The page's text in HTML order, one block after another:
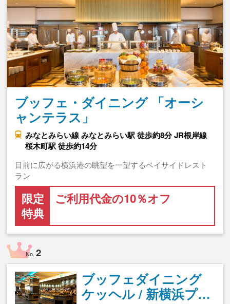
ブッフェ・ダイニング 「オーシ
ャンテラス」
みなとみらい線 みなとみらい駅 徒歩約8分 JR根岸線
桜木町駅 徒歩約14分
目前に広がる横浜港の眺望を一望するベイサイドレスト
ラン
限定
特典
ご利用代金の10％オフ
No.2
ブッフェダイニング
ケッヘル / 新横浜プ…